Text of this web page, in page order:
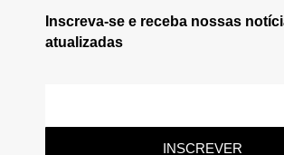
Inscreva-se e receba nossas
atualizadas
INSCREVER